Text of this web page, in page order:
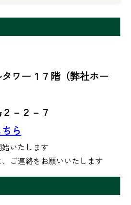
ワー１７階（弊社ホー
－２－７
ら
いたします
ご連絡をお願いいたします